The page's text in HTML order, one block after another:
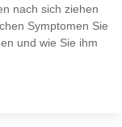
nach sich ziehen
Symptomen Sie
und wie Sie ihm